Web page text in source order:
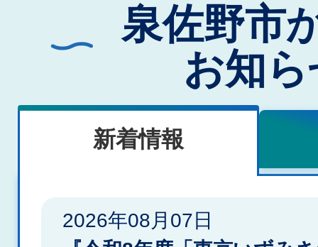
泉佐野市
お知
新着情報
2026年08月07日